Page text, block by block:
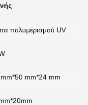
πολυμερισμού UV
mm*24 mm